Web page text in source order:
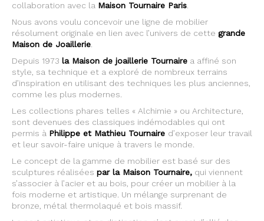
collaboration avec la Maison Tournaire Paris
Nous avons voulu concevoir une ligne de mobilier
résolument originale en lien avec l’univers de cette grande
Maison de Joaillerie
Depuis 1973 la Maison de joaillerie Tournaire a affiné son
style, sa technique et a exploré de nombreux terrains
d’inspiration en utilisant des techniques les plus anciennes,
comme les plus modernes.
Les collections phares telles « Alchimie » ou Architecture,
sont devenues des classiques indémodables qui ont
permis à Philippe et Mathieu Tournaire d’exposer leur travail
et leur savoir-faire unique à travers le monde.
Le concept de la gamme de mobilier est basé sur des
sculptures réalisées par la Maison Tournaire, qui viennent
s’associer à l’acier et au bois, pour créer un mobilier à la
fois moderne et artistique. Un mélange surprenant de
bronze, métal thermolaqué et bois massif.